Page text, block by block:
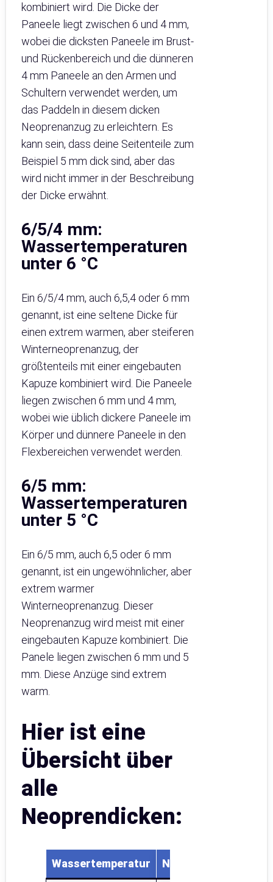
kombiniert wird. Die Dicke der
Paneele liegt zwischen 6 und 4 mm,
wobei die dicksten Paneele im Brust-
und Rückenbereich und die dünneren
4 mm Paneele an den Armen und
Schultern verwendet werden, um
das Paddeln in diesem dicken
Neoprenanzug zu erleichtern. Es
kann sein, dass deine Seitenteile zum
Beispiel 5 mm dick sind, aber das
wird nicht immer in der Beschreibung
der Dicke erwähnt.
6/5/4 mm:
Wassertemperaturen
unter 6 °C
Ein 6/5/4 mm, auch 6,5,4 oder 6 mm
genannt, ist eine seltene Dicke für
einen extrem warmen, aber steiferen
Winterneoprenanzug, der
größtenteils mit einer eingebauten
Kapuze kombiniert wird. Die Paneele
liegen zwischen 6 mm und 4 mm,
wobei wie üblich dickere Paneele im
Körper und dünnere Paneele in den
Flexbereichen verwendet werden.
6/5 mm:
Wassertemperaturen
unter 5 °C
Ein 6/5 mm, auch 6,5 oder 6 mm
genannt, ist ein ungewöhnlicher, aber
extrem warmer
Winterneoprenanzug. Dieser
Neoprenanzug wird meist mit einer
eingebauten Kapuze kombiniert. Die
Panele liegen zwischen 6 mm und 5
mm. Diese Anzüge sind extrem
warm.
Hier ist eine
Übersicht über
alle
Neoprendicken:
Wassertemperatur Neoprenanzugdicke